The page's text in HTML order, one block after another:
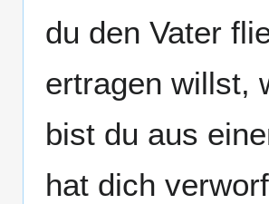
du den Vater
ertragen willst,
bist du aus
hat dich